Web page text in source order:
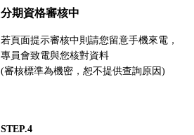
分期資格審核中
若頁面提示審核中則請您留意手機來電，
專員會致電與您核對資料
(審核標準為機密，恕不提供查詢原因)
STEP.4